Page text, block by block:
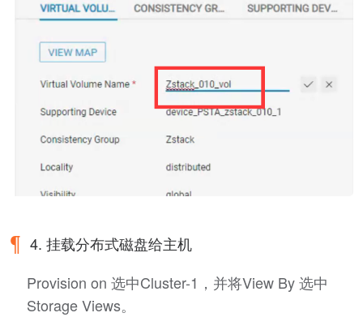
4. 挂载分布式磁盘给主机
Provision on 选中Cluster-1，并将View By 选中
Storage Views。